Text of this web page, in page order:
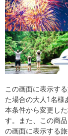
この画面に表示す
た場合の大人1名様
本条件から変更し
す。また、この商
の画面に表示する